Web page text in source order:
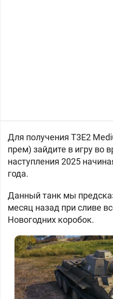
Для получения T3E2
прем) зайдите в игру во
наступления 2025
года.
Данный танк мы
месяц назад при сливе
Новогодних коробок.